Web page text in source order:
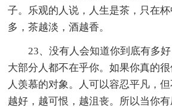
子。乐观的人说，人生是茶，只在
多，茶越淡，酒越香。
23、没有人会知道你到底有多好
大部分人都不在乎你。如果你真的
人羡慕的对象。人可以容忍平凡，
越好，越可恨，越沮丧。所以当你